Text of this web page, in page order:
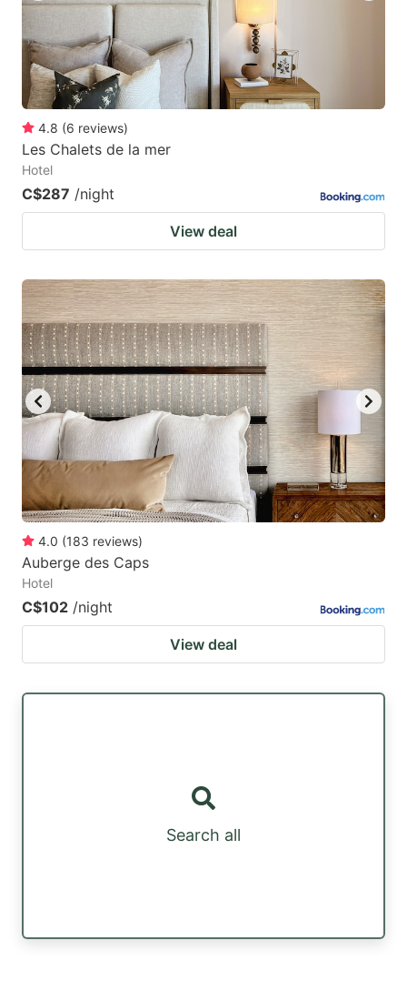
4.8 (6 reviews)
Les Chalets de la mer
Hotel
C$287 /night
View deal
4.0 (183 reviews)
Auberge des Caps
Hotel
C$102 /night
View deal
Search all